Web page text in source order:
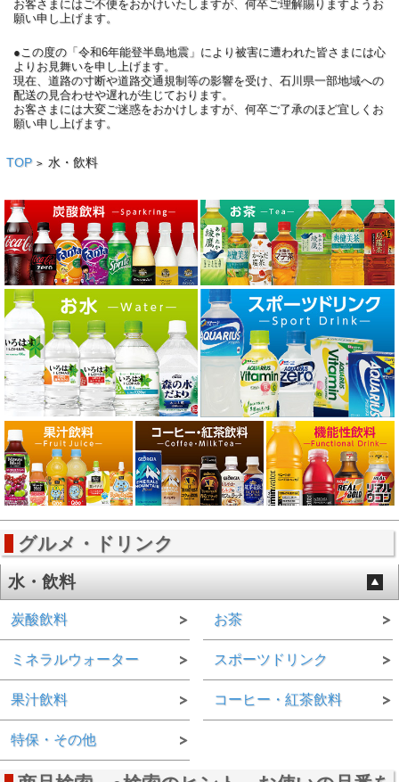
お客さまにはご不便をおかけいたしますが、何卒ご理解賜りますようお
願い申し上げます。
●この度の「令和6年能登半島地震」により被害に遭われた皆さまには心
よりお見舞いを申し上げます。
現在、道路の寸断や道路交通規制等の影響を受け、石川県一部地域への
配送の見合わせや遅れが生じております。
お客さまには大変ご迷惑をおかけしますが、何卒ご了承のほど宜しくお
願い申し上げます。
TOP > 水・飲料
グルメ・ドリンク
水・飲料
炭酸飲料
ミネラルウォーター
果汁飲料
特保・その他
お茶
スポーツドリンク
コーヒー・紅茶飲料